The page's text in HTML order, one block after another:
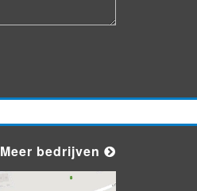
Meer bedrijven